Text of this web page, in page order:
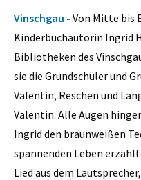
Vinschgau - Von Mitte bis
Kinderbuchautorin Ingrid
Bibliotheken des
sie die Grundschüler und
Valentin, Reschen und
Valentin. Alle Augen
Ingrid den braunweißen
spannenden Leben
Lied aus dem